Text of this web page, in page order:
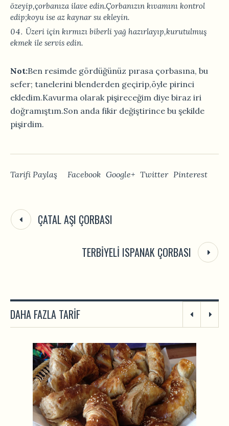
özeyip,çorbanıza ilave edin.Çorbanızın kıvamını kontrol
edip;koyu ise az kaynar su ekleyin.
Üzeri için kırmızı biberli yağ hazırlayıp,kurutulmuş
ekmek ile servis edin.
Not:Ben resimde gördüğünüz pırasa çorbasına, bu
sefer; tanelerini blenderden geçirip,öyle pirinci
ekledim.Kavurma olarak pişireceğim diye biraz iri
doğramıştım.Son anda fikir değiştirince bu şekilde
pişirdim.
Tarifi Paylaş Facebook Google+ Twitter Pinterest
ÇATAL AŞI ÇORBASI
TERBIYELI ISPANAK ÇORBASI
DAHA FAZLA TARIF